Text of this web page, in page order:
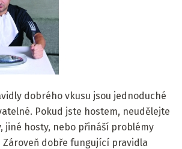
dobrého vkusu jsou jednoduché
Pokud jste hostem, neudělejte
jiné hosty, nebo přináší problémy
Zároveň dobře fungující pravidla